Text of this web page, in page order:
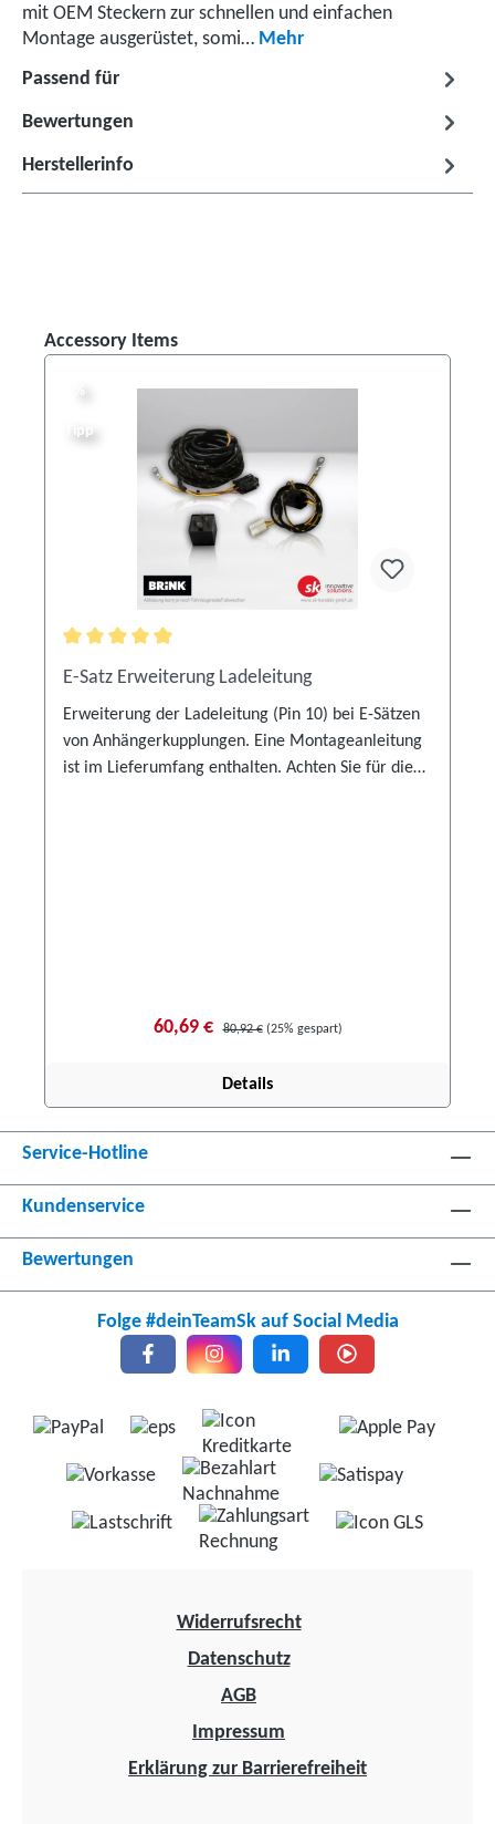
mit OEM Steckern zur schnellen und einfachen
Montage ausgerüstet, somi… Mehr
Passend für
Bewertungen
Herstellerinfo
Produktgalerie überspringen
Accessory Items
Tipp
Durchschnittliche Bewertung von 5 von 5 Sternen
E-Satz Erweiterung Ladeleitung
Erweiterung der Ladeleitung (Pin 10) bei E-Sätzen
von Anhängerkupplungen. Eine Montageanleitung
ist im Lieferumfang enthalten. Achten Sie für die
60,69 € 80,92 € (25% gespart)
Details
Service-Hotline
Kundenservice
Bewertungen
Folge #deinTeamSk auf Social Media
Widerrufsrecht
Datenschutz
AGB
Impressum
Erklärung zur Barrierefreiheit